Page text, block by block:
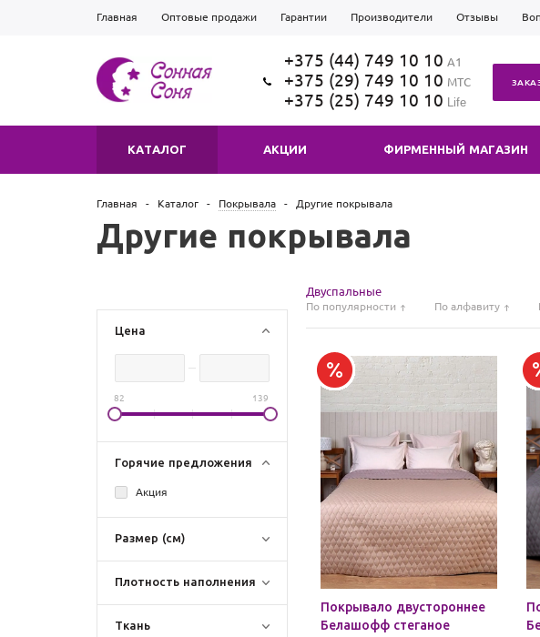
Главная Оптовые продажи Гарантии Производители Отзывы
+375 (44) 749 10 10 А1
+375 (29) 749 10 10 МТС
+375 (25) 749 10 10 Life
КАТАЛОГ АКЦИИ ФИРМЕННЫЙ МАГАЗИН
Главная - Каталог - Покрывала - Другие покрывала
Другие покрывала
Цена
82 139
Горячие предложения
Акция
Размер (см)
Плотность наполнения
Ткань
Двуспальные
По популярности По алфавиту
Покрывало двустороннее
Белашофф стеганое